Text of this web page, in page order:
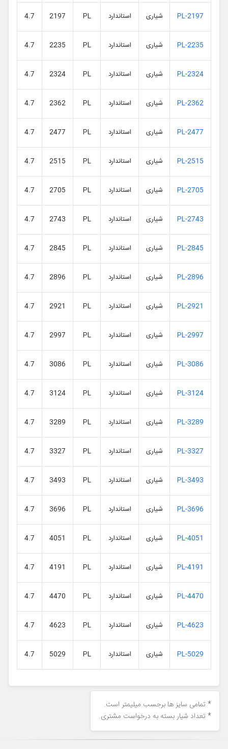
PL-2197 شیاری استاندارد PL
2197
4.7
PL-2235 شیاری استاندارد PL
2235
4.7
PL-2324 شیاری استاندارد PL
2324
4.7
PL-2362 شیاری استاندارد PL
2362
4.7
PL-2477 شیاری استاندارد PL
2477
4.7
PL-2515 شیاری استاندارد PL
2515
4.7
PL-2705 شیاری استاندارد PL
2705
4.7
PL-2743 شیاری استاندارد PL
2743
4.7
PL-2845 شیاری استاندارد PL
2845
4.7
PL-2896 شیاری استاندارد PL
2896
4.7
PL-2921 شیاری استاندارد PL
2921
4.7
PL-2997 شیاری استاندارد PL
2997
4.7
PL-3086 شیاری استاندارد PL
3086
4.7
PL-3124 شیاری استاندارد PL
3124
4.7
PL-3289 شیاری استاندارد PL
3289
4.7
PL-3327 شیاری استاندارد PL
3327
4.7
PL-3493 شیاری استاندارد PL
3493
4.7
PL-3696 شیاری استاندارد PL
3696
4.7
PL-4051 شیاری استاندارد PL
4051
4.7
PL-4191 شیاری استاندارد PL
4191
4.7
PL-4470 شیاری استاندارد PL
4470
4.7
PL-4623 شیاری استاندارد PL
4623
4.7
PL-5029 شیاری استاندارد PL
5029
4.7
* تمامی سایز ها برحسب میلیمتر است.
* تعداد شیار بسته به درخواست مشتری.